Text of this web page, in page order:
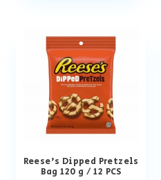
Reese’s Dipped Pretzels
Bag 120 g / 12 PCS